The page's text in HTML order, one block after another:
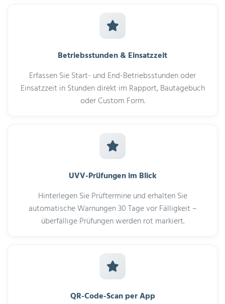
Betriebsstunden & Einsatzzeit
Erfassen Sie Start- und End-Betriebsstunden oder
Einsatzzeit in Stunden direkt im Rapport, Bautagebuch
oder Custom Form.
UVV-Prüfungen im Blick
Hinterlegen Sie Prüftermine und erhalten Sie
automatische Warnungen 30 Tage vor Fälligkeit –
überfällige Prüfungen werden rot markiert.
QR-Code-Scan per App